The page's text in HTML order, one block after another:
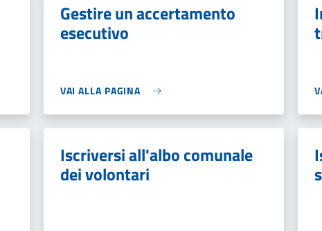
Gestire un accertamento
esecutivo
VAI ALLA PAGINA
Iscriversi all'albo comunale
dei volontari